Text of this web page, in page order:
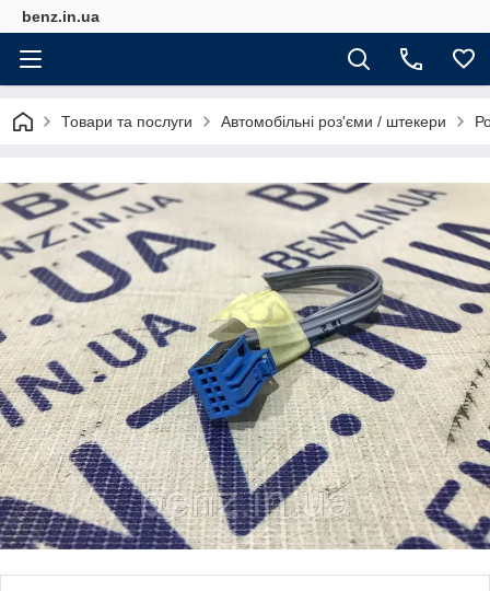
benz.in.ua
Товари та послуги Автомобільні роз'єми / штекери